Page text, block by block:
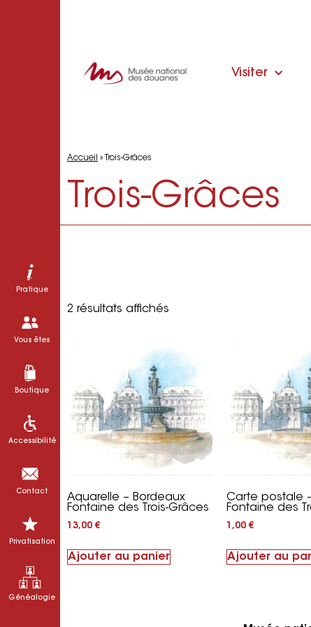
Pratique
Vous êtes
Boutique
Accessibilité
Contact
Privatisation
Généalogie
Visiter
Accueil » Trois-Grâces
Trois-Grâces
2 résultats affichés
Aquarelle – Bordeaux
Fontaine des Trois-Grâces
13,00€
Ajouter au panier
Carte postale
Fontaine des
1,00€
Ajouter au